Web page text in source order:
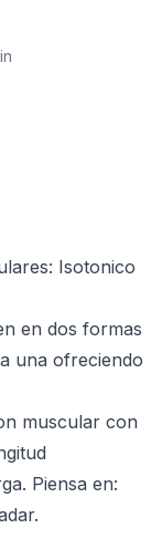
Isotonico
en dos formas
una ofreciendo
muscular con
Piensa en: